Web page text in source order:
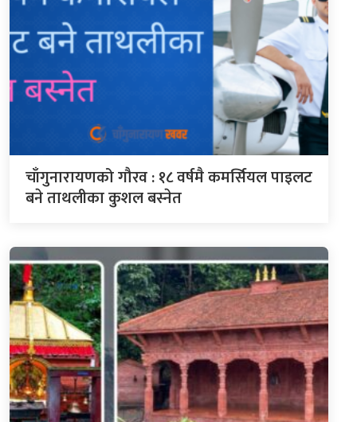
चाँगुनारायणको गौरव : १८ वर्षमै कमर्सियल पाइलट
बने ताथलीका कुशल बस्नेत